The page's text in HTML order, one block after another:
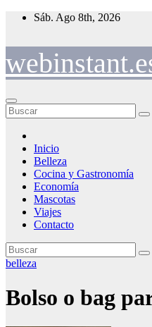
Saltar
Sáb. Ago 8th, 2026
Inicio
Belleza
Cocina y Gastronomía
Economía
Mascotas
Viajes
Contacto
belleza
Bolso o bag